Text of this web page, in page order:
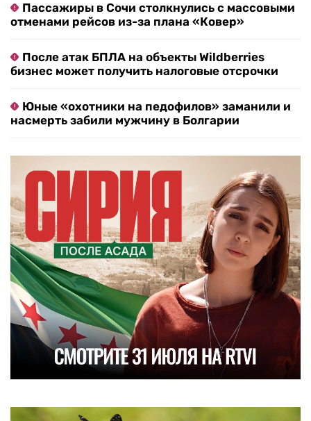
Пассажиры в Сочи столкнулись с массовыми
отменами рейсов из-за плана «Ковер»
После атак БПЛА на объекты Wildberries
бизнес может получить налоговые отсрочки
Юные «охотники на педофилов» заманили и
насмерть забили мужчину в Болгарии